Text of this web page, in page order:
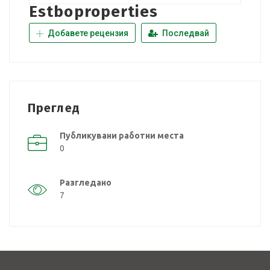
Estboproperties
Добавете рецензия Последвай
Преглед
Публикувани работни места
0
Разгледано
7